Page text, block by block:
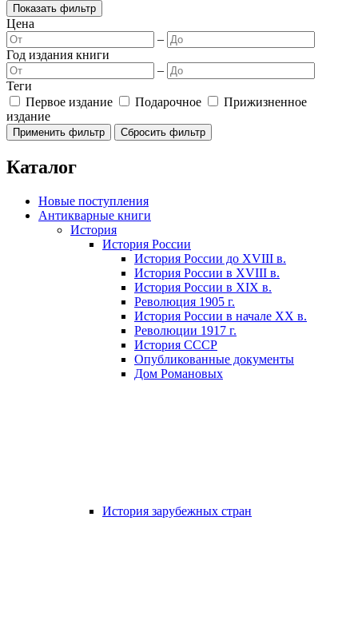
Показать фильтр
Цена
–
Год издания книги
–
Теги
Первое издание
Подарочное
Прижизненное
издание
Каталог
Новые поступления
Антикварные книги
История
История России
История России до XVIII в.
История России в XVIII в.
История России в XIX в.
Революция 1905 г.
История России в начале XX в.
Революции 1917 г.
История СССР
Опубликованные документы
Дом Романовых
История зарубежных стран